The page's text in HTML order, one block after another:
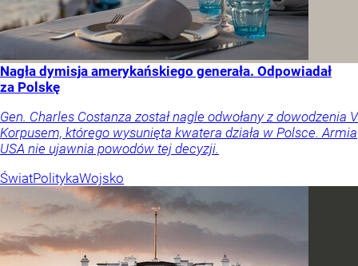
Nagła dymisja amerykańskiego generała. Odpowiadał
za Polskę
Gen. Charles Costanza został nagle odwołany z dowodzenia V
Korpusem, którego wysunięta kwatera działa w Polsce. Armia
USA nie ujawnia powodów tej decyzji.
ŚwiatPolitykaWojsko